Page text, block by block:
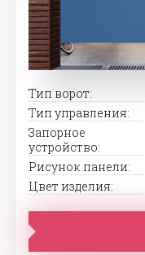
Тип ворот:
Тип управления:
Запорное
устройство:
Рисунок панели:
Цвет изделия: